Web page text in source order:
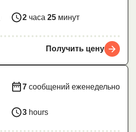
2 часа 25 минут
Получить цену
7 сообщений еженедельно
3 hours